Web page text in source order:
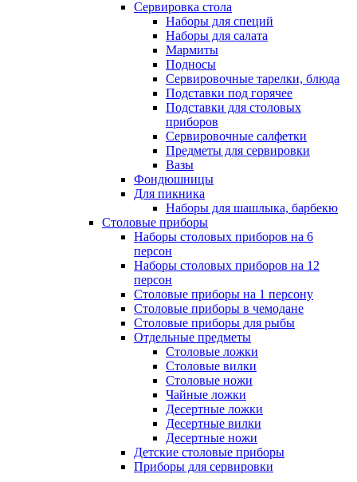
Сервировка стола
Наборы для специй
Наборы для салата
Мармиты
Подносы
Сервировочные тарелки, блюда
Подставки под горячее
Подставки для столовых
приборов
Сервировочные салфетки
Предметы для сервировки
Вазы
Фондюшницы
Для пикника
Наборы для шашлыка, барбекю
Столовые приборы
Наборы столовых приборов на 6
персон
Наборы столовых приборов на 12
персон
Столовые приборы на 1 персону
Столовые приборы в чемодане
Столовые приборы для рыбы
Отдельные предметы
Столовые ложки
Столовые вилки
Столовые ножи
Чайные ложки
Десертные ложки
Десертные вилки
Десертные ножи
Детские столовые приборы
Приборы для сервировки